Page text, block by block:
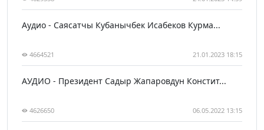
Аудио - Саясатчы Кубанычбек Исабеков Курма...
4664521 21.01.2023 18:15
АУДИО - Президент Садыр Жапаровдун Констит...
4626650 06.05.2022 13:15